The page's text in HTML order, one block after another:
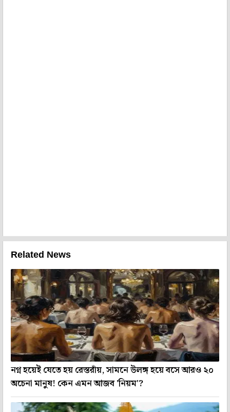
Related News
নগ্ন হয়েই যেতে হয় রেস্তরাঁয়, সামনে উলঙ্গ হয়ে বসে আরও ২০
অচেনা মানুষ! কেন এমন আজব 'নিয়ম'?